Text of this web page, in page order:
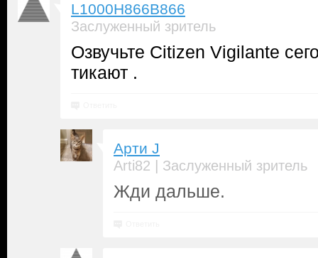
L1000H866B866
Заслуженный зритель
Озвучьте Citizen Vigilante
тикают .
Арти J
Arti82 | Заслуженный зритель
Жди дальше.